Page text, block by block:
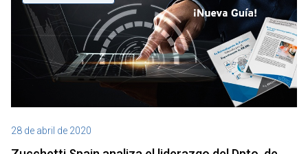
28 de abril de 2020